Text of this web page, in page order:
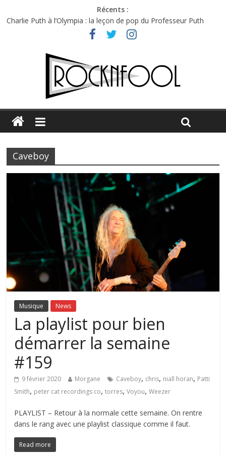
Récents :
Charlie Puth à l’Olympia : la leçon de pop du Professeur Puth
Festival Triptyque : un nouveau festival de musique indépendant
Hellfest 2026 vendredi : température et émotions en hausse
Hellfest 2026 jeudi : impossible de choisir entre chaleur et bonne
Première édition du Midgard Festival : entre bière, métal et
Caveboy
Musique News
La playlist pour bien
démarrer la semaine
#159
9 février 2020 Morgane Caveboy, chris, niall horan, Patti
Smith, peter cat recordings co,torres,Voyou,Weezer
PLAYLIST – Retour à la normale cette semaine. On rentre
dans le rang avec une playlist classique comme il faut.
Read more